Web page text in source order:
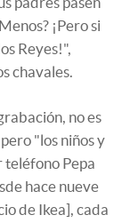
¡Pero si
Reyes!",
chavales.
no es
"los niños y
teléfono Pepa
hace nueve
de Ikea], cada